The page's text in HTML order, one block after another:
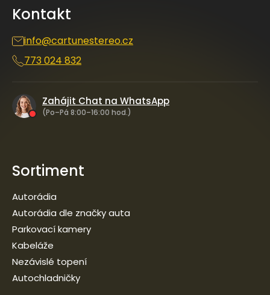
Kontakt
info@cartunestereo.cz
773 024 832
Zahájit Chat na WhatsApp
(Po–Pá 8:00–16:00 hod.)
Sortiment
Autorádia
Autorádia dle značky auta
Parkovací kamery
Kabeláže
Nezávislé topení
Autochladničky